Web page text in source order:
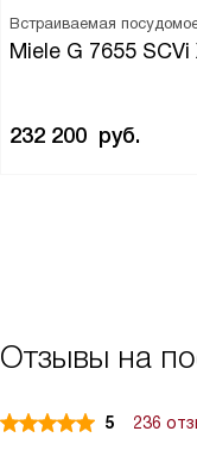
Встраиваемая
Miele G 7655
232 200 руб.
Отзывы на
5 236